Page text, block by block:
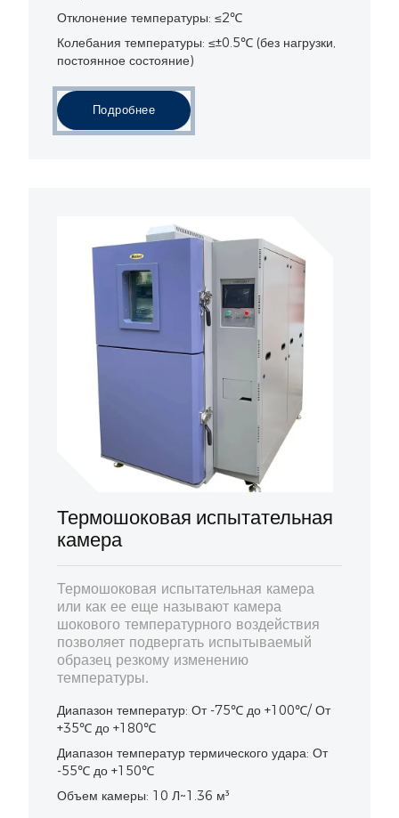
Отклонение температуры: ≤2℃
Колебания температуры: ≤±0.5℃ (без нагрузки,
постоянное состояние)
Подробнее
Термошоковая испытательная
камера
Термошоковая испытательная камера
или как ее еще называют камера
шокового температурного воздействия
позволяет подвергать испытываемый
образец резкому изменению
температуры.
Диапазон температур: От -75℃ до +100℃/ От
+35℃ до +180℃
Диапазон температур термического удара: От
-55℃ до +150℃
Объем камеры: 10 Л~1.36 м³